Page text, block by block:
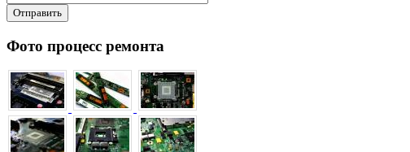
Отправить
Фото процесс ремонта